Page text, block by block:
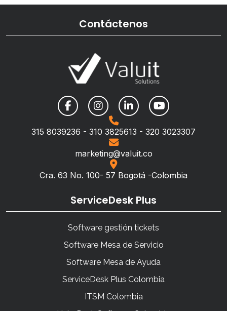
Contáctenos
315 8039236 - 310 3825613 - 320 3023307
marketing@valuit.co
Cra. 63 No. 100- 57 Bogotá -Colombia
ServiceDesk Plus
Software gestión tickets
Software Mesa de Servicio
Software Mesa de Ayuda
ServiceDesk Plus Colombia
ITSM Colombia